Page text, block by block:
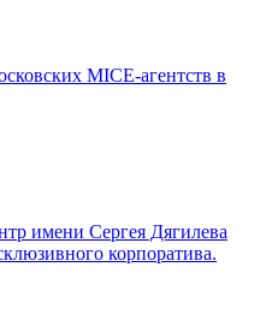
MICE-агентств в
имени Сергея Дягилева
корпоратива.